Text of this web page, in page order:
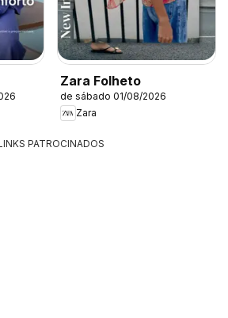
Zara Folheto
de sábado 01/08/2026
Zara
PATROCINADOS